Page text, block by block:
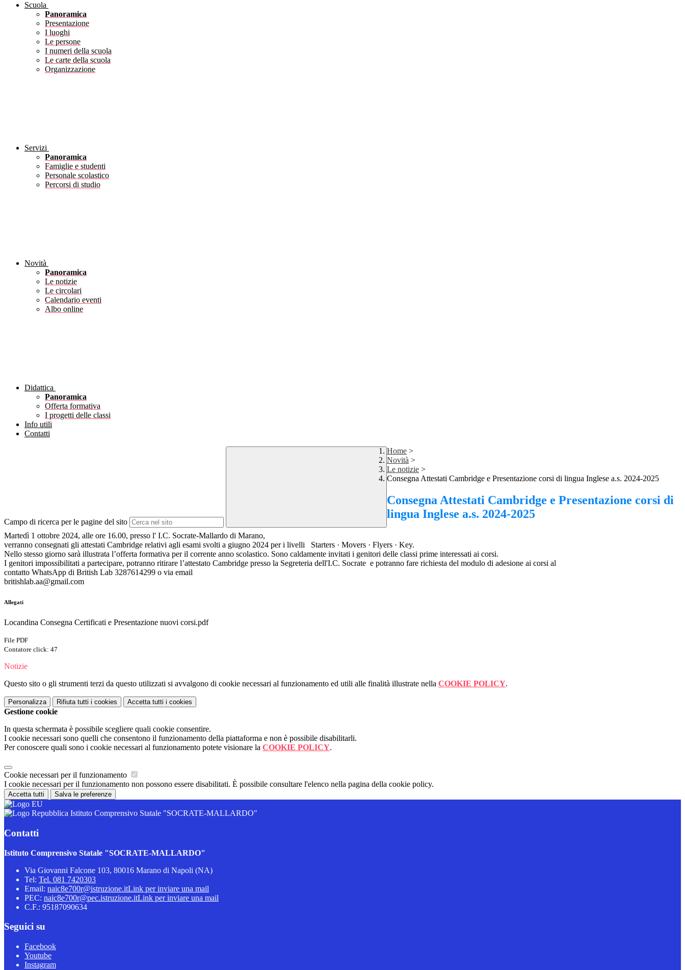
Scuola
Panoramica
Presentazione
I luoghi
Le persone
I numeri della scuola
Le carte della scuola
Organizzazione
Servizi
Panoramica
Famiglie e studenti
Personale scolastico
Percorsi di studio
Novità
Panoramica
Le notizie
Le circolari
Calendario eventi
Albo online
Didattica
Panoramica
Offerta formativa
I progetti delle classi
Info utili
Contatti
Campo di ricerca per le pagine del sito
Home >
Novità >
Le notizie >
Consegna Attestati Cambridge e Presentazione corsi di lingua Inglese a.s. 2024-2025
Consegna Attestati Cambridge e Presentazione corsi di
lingua Inglese a.s. 2024-2025
Martedì 1 ottobre 2024, alle ore 16.00, presso l' I.C. Socrate-Mallardo di Marano,
verranno consegnati gli attestati Cambridge relativi agli esami svolti a giugno 2024 per i livelli Starters · Movers · Flyers · Key.
Nello stesso giorno sarà illustrata l’offerta formativa per il corrente anno scolastico. Sono caldamente invitati i genitori delle classi prime interessati ai corsi.
I genitori impossibilitati a partecipare, potranno ritirare l’attestato Cambridge presso la Segreteria dell'I.C. Socrate e potranno fare richiesta del modulo di adesione ai corsi al
contatto WhatsApp di British Lab 3287614299 o via email
britishlab.aa@gmail.com
Allegati
Locandina Consegna Certificati e Presentazione nuovi corsi.pdf
File PDF
Contatore click: 47
Notizie
Questo sito o gli strumenti terzi da questo utilizzati si avvalgono di cookie necessari al funzionamento ed utili alle finalità illustrate nella COOKIE POLICY.
Personalizza Rifiuta tutti i cookies Accetta tutti i cookies
Gestione cookie
In questa schermata è possibile scegliere quali cookie consentire.
I cookie necessari sono quelli che consentono il funzionamento della piattaforma e non è possibile disabilitarli.
Per conoscere quali sono i cookie necessari al funzionamento potete visionare la COOKIE POLICY.
Cookie necessari per il funzionamento
I cookie necessari per il funzionamento non possono essere disabilitati. È possibile consultare l'elenco nella pagina della cookie policy.
Accetta tutti Salva le preferenze
Istituto Comprensivo Statale "SOCRATE-MALLARDO"
Contatti
Istituto Comprensivo Statale "SOCRATE-MALLARDO"
Via Giovanni Falcone 103, 80016 Marano di Napoli (NA)
Tel: Tel. 081 7420303
Email: naic8e700r@istruzione.itLink per inviare una mail
PEC: naic8e700r@pec.istruzione.itLink per inviare una mail
C.F.: 95187090634
Seguici su
Facebook
Youtube
Instagram